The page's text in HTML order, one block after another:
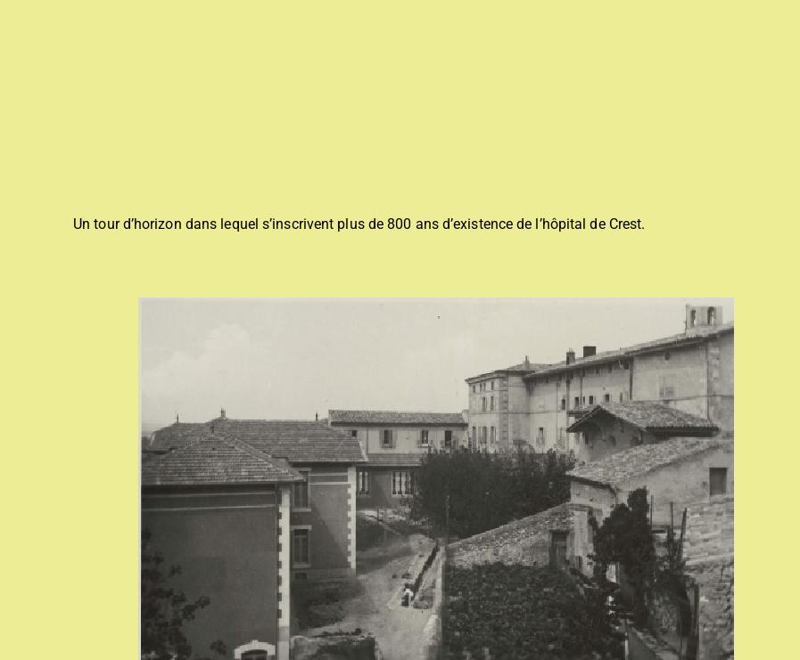
Un tour d’horizon dans lequel s’inscrivent plus de 800 ans d’existence de l’hôpital de Crest.